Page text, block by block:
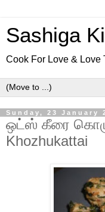
Sashiga
Cook For Love & Love
Sunday, 23 January
ஒட்ஸ் கீரை
Khozhukattai